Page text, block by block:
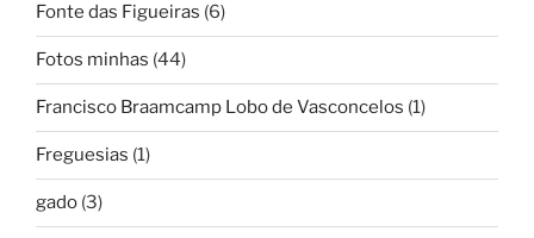
Fonte das Figueiras (6)
Fotos minhas (44)
Francisco Braamcamp Lobo de Vasconcelos (1)
Freguesias (1)
gado (3)